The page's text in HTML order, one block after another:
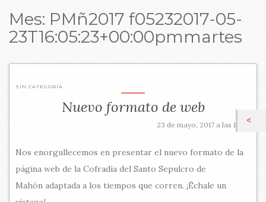
Mes: PMñ2017 f05232017-05-
23T16:05:23+00:00pmmartes
SIN CATEGORÍA
Nuevo formato de web
23 de mayo, 2017 a las 16:05
Nos enorgullecemos en presentar el nuevo formato de la
página web de la Cofradía del Santo Sepulcro de
Mahón adaptada a los tiempos que corren. ¡Échale un